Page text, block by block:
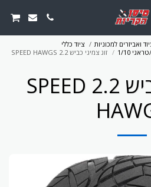
ואביזרים למכוניות
ציוד כללי
1/10 זוג צמיגי כביש 2.2 SPEED HAWGS
זוג צמיגי כביש 2.2 SPEED